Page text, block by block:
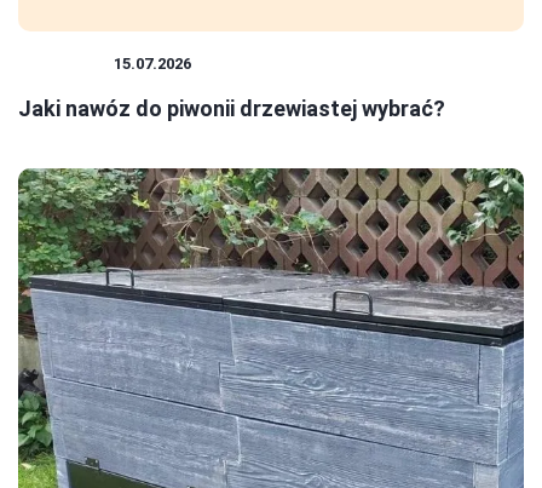
15.07.2026
Jaki nawóz do piwonii drzewiastej wybrać?